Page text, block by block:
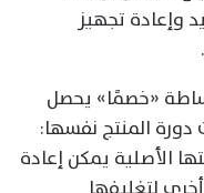
وإعادة تجهيز
«خصمًا» يحصل
دورة المنتج نفسها:
الأصلية يمكن إعادة